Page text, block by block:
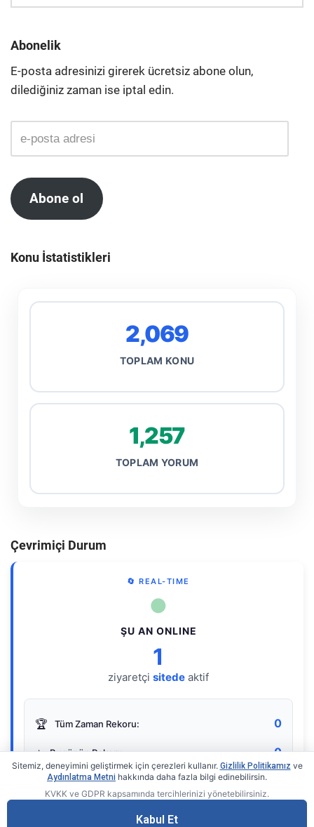
Abonelik
E-posta adresinizi girerek ücretsiz abone olun,
dilediğiniz zaman ise iptal edin.
Abone ol
Konu İstatistikleri
2,069
TOPLAM KONU
1,257
TOPLAM YORUM
Çevrimiçi Durum
🔄 REAL-TIME
●
ŞU AN ONLINE
1
ziyaretçi sitede aktif
🏆 Tüm Zaman Rekoru: 0
⭐ Bugünün Rekoru: 0
Gerçek zamanlı sayaç
Sitemiz, deneyimini geliştirmek için çerezleri kullanır. Gizlilik Politikamız ve
Aydınlatma Metni hakkında daha fazla bilgi edinebilirsin.
KVKK ve GDPR kapsamında tercihlerinizi yönetebilirsiniz.
Kabul Et